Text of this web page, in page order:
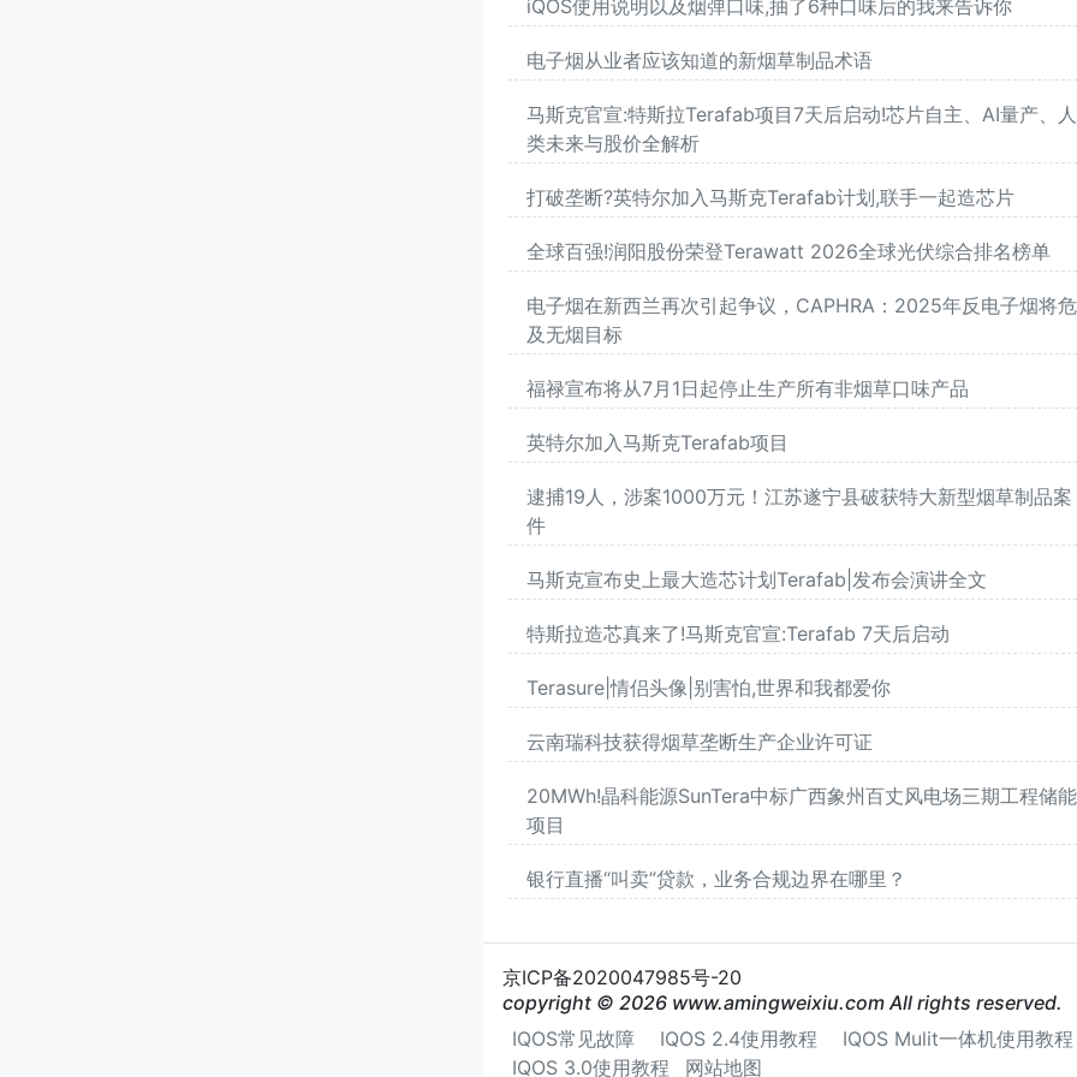
iQOS使用说明以及烟弹口味,抽了6种口味后的我来告诉你
电子烟从业者应该知道的新烟草制品术语
马斯克官宣:特斯拉Terafab项目7天后启动!芯片自主、AI量产、人
类未来与股价全解析
打破垄断?英特尔加入马斯克Terafab计划,联手一起造芯片
全球百强!润阳股份荣登Terawatt 2026全球光伏综合排名榜单
电子烟在新西兰再次引起争议，CAPHRA：2025年反电子烟将危
及无烟目标
福禄宣布将从7月1日起停止生产所有非烟草口味产品
英特尔加入马斯克Terafab项目
逮捕19人，涉案1000万元！江苏遂宁县破获特大新型烟草制品案
件
马斯克宣布史上最大造芯计划Terafab|发布会演讲全文
特斯拉造芯真来了!马斯克官宣:Terafab 7天后启动
Terasure|情侣头像|别害怕,世界和我都爱你
云南瑞科技获得烟草垄断生产企业许可证
20MWh!晶科能源SunTera中标广西象州百丈风电场三期工程储能
项目
银行直播“叫卖”贷款，业务合规边界在哪里？
京ICP备2020047985号-20
copyright © 2026 www.amingweixiu.com All rights reserved.
IQOS常见故障
IQOS 2.4使用教程
IQOS Mulit一体机使用教程
IQOS 3.0使用教程
网站地图